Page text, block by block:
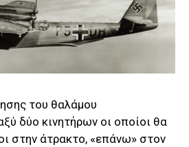
του θαλάμου
δύο κινητήρων οι οποίοι θα
στην άτρακτο, «επάνω» στον